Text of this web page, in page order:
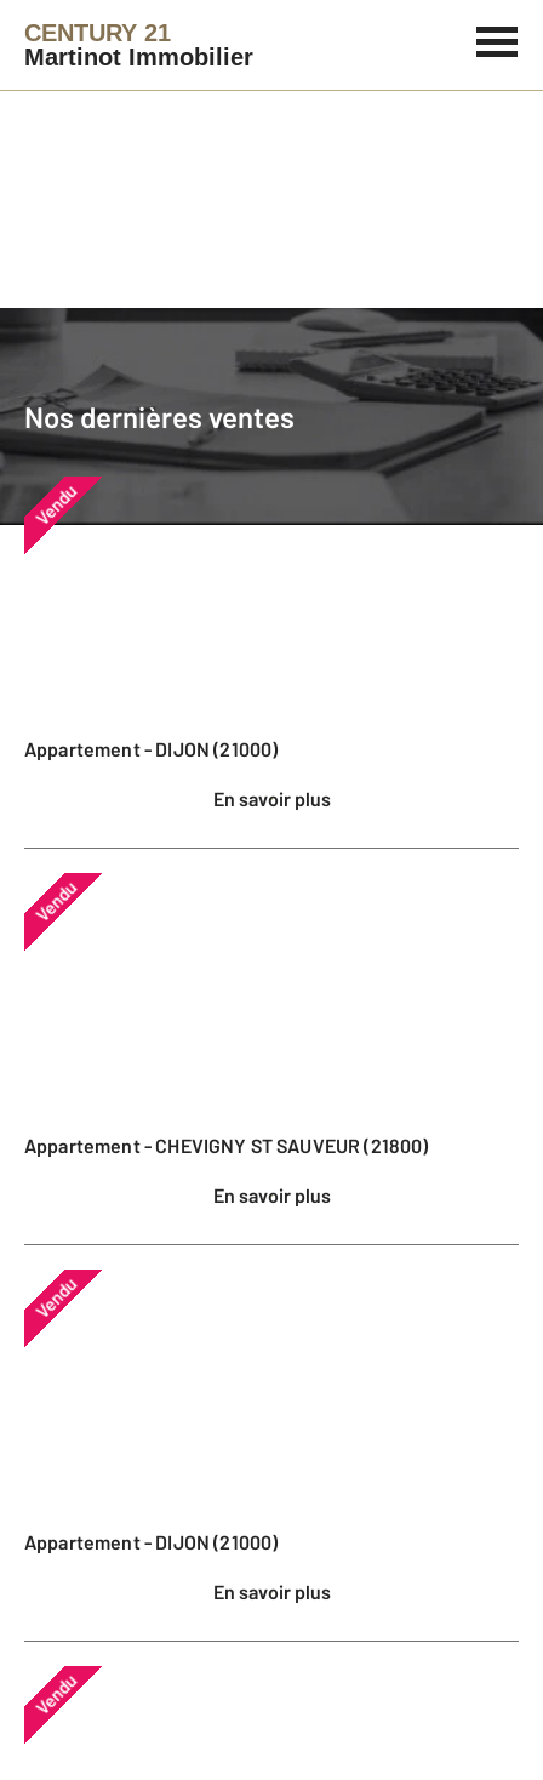
CENTURY 21
Martinot Immobilier
Nos dernières ventes
Nos dernières ventes
Nos derniers biens vendus près de
chez vous
Vendu
Appartement - DIJON (21000)
En savoir plus
Vendu
Appartement - CHEVIGNY ST SAUVEUR (21800)
En savoir plus
Vendu
Appartement - DIJON (21000)
En savoir plus
Vendu